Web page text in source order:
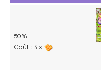
50%
Coût : 3 x